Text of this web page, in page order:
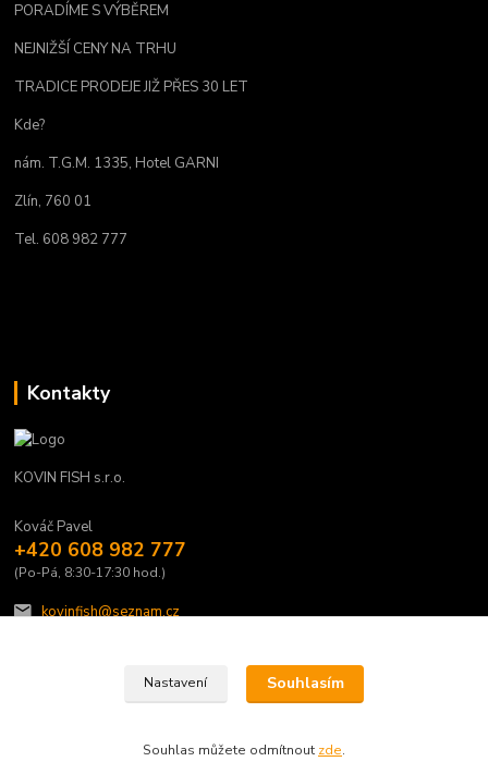
PORADÍME S VÝBĚREM
NEJNIŽŠÍ CENY NA TRHU
TRADICE PRODEJE JIŽ PŘES 30 LET
Kde?
nám. T.G.M. 1335, Hotel GARNI
Zlín, 760 01
Tel. 608 982 777
Kontakty
KOVIN FISH s.r.o.
Kováč Pavel
+420 608 982 777
(Po-Pá, 8:30-17:30 hod.)
kovinfish@seznam.cz
Nastavení Souhlasím
Souhlas můžete odmítnout zde.